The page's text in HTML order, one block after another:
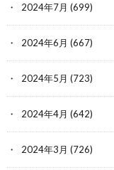
2024年7月 (699)
2024年6月 (667)
2024年5月 (723)
2024年4月 (642)
2024年3月 (726)